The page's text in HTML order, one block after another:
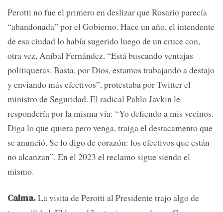
Perotti no fue el primero en deslizar que Rosario parecía
“abandonada” por el Gobierno. Hace un año, el intendente
de esa ciudad lo había sugerido luego de un cruce con,
otra vez, Aníbal Fernández. “Está buscando ventajas
politiqueras. Basta, por Dios, estamos trabajando a destajo
y enviando más efectivos”, protestaba por Twitter el
ministro de Seguridad. El radical Pablo Javkin le
respondería por la misma vía: “Yo defiendo a mis vecinos.
Diga lo que quiera pero venga, traiga el destacamento que
se anunció. Se lo digo de corazón: los efectivos que están
no alcanzan”. En el 2023 el reclamo sigue siendo el
mismo.
Calma.La visita de Perotti al Presidente trajo algo de